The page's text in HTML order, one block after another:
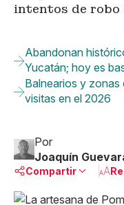
intentos de robo
Abandonan
Yucatán; hoy es
Balnearios y zonas
visitas en el 2026
Por
Joaquín
Compartir